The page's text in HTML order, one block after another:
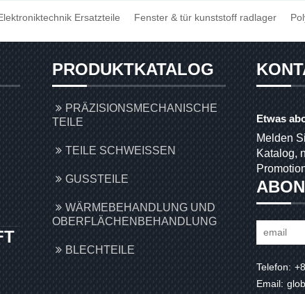
Ersatzteile Fenster & tür kunststoff radlager
PRODUKTKATALOG
PRÄZISIONSMECHANISCHE
TEILE
TEILE SCHWEISSEN
GUSSTEILE
WÄRMEBEHANDLUNG UND
OBERFLÄCHENBEHANDLUNG
BLECHTEILE
Etwas
Melden
Katalog,
Telefon:
Email: